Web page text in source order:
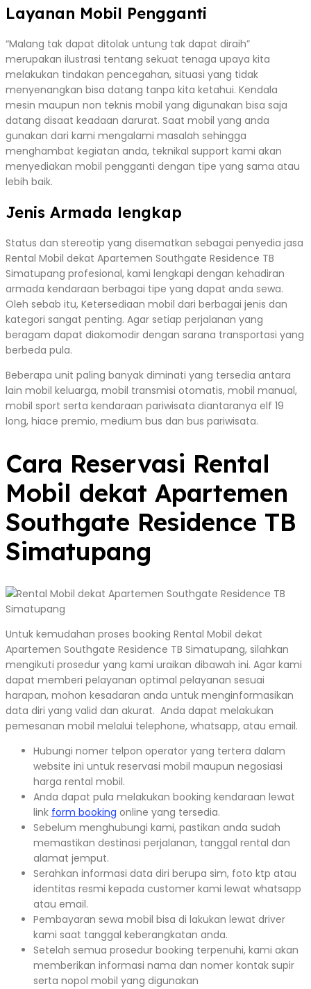
Layanan Mobil Pengganti
“Malang tak dapat ditolak untung tak dapat diraih”
merupakan ilustrasi tentang sekuat tenaga upaya kita
melakukan tindakan pencegahan, situasi yang tidak
menyenangkan bisa datang tanpa kita ketahui. Kendala
mesin maupun non teknis mobil yang digunakan bisa saja
datang disaat keadaan darurat. Saat mobil yang anda
gunakan dari kami mengalami masalah sehingga
menghambat kegiatan anda, teknikal support kami akan
menyediakan mobil pengganti dengan tipe yang sama atau
lebih baik.
Jenis Armada lengkap
Status dan stereotip yang disematkan sebagai penyedia jasa
Rental Mobil dekat Apartemen Southgate Residence TB
Simatupang profesional, kami lengkapi dengan kehadiran
armada kendaraan berbagai tipe yang dapat anda sewa.
Oleh sebab itu, Ketersediaan mobil dari berbagai jenis dan
kategori sangat penting. Agar setiap perjalanan yang
beragam dapat diakomodir dengan sarana transportasi yang
berbeda pula.
Beberapa unit paling banyak diminati yang tersedia antara
lain mobil keluarga, mobil transmisi otomatis, mobil manual,
mobil sport serta kendaraan pariwisata diantaranya elf 19
long, hiace premio, medium bus dan bus pariwisata.
Cara Reservasi Rental
Mobil dekat Apartemen
Southgate Residence TB
Simatupang
Untuk kemudahan proses booking Rental Mobil dekat
Apartemen Southgate Residence TB Simatupang, silahkan
mengikuti prosedur yang kami uraikan dibawah ini. Agar kami
dapat memberi pelayanan optimal pelayanan sesuai
harapan, mohon kesadaran anda untuk menginformasikan
data diri yang valid dan akurat. Anda dapat melakukan
pemesanan mobil melalui telephone, whatsapp, atau email.
Hubungi nomer telpon operator yang tertera dalam
website ini untuk reservasi mobil maupun negosiasi
harga rental mobil.
Anda dapat pula melakukan booking kendaraan lewat
link form booking online yang tersedia.
Sebelum menghubungi kami, pastikan anda sudah
memastikan destinasi perjalanan, tanggal rental dan
alamat jemput.
Serahkan informasi data diri berupa sim, foto ktp atau
identitas resmi kepada customer kami lewat whatsapp
atau email.
Pembayaran sewa mobil bisa di lakukan lewat driver
kami saat tanggal keberangkatan anda.
Setelah semua prosedur booking terpenuhi, kami akan
memberikan informasi nama dan nomer kontak supir
serta nopol mobil yang digunakan